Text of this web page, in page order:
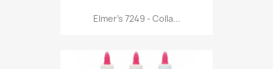
Anteprima
Elmer's 7249 - Colla...